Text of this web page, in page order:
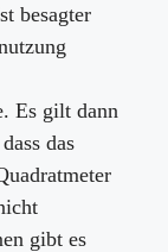
besagter
Es gilt dann
das
gibt es